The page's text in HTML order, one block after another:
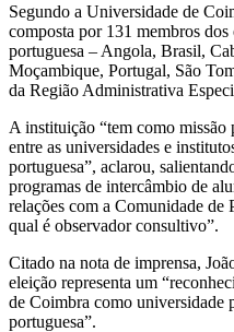
Segundo a Universidade de
composta por 131 membros
portuguesa – Angola, Brasil,
Moçambique, Portugal, São
da Região Administrativa
A instituição “tem como
entre as universidades e
portuguesa”, aclarou,
programas de intercâmbio de
relações com a Comunidade de
qual é observador consultivo”.
Citado na nota de imprensa,
eleição representa um
de Coimbra como universidade
portuguesa”.